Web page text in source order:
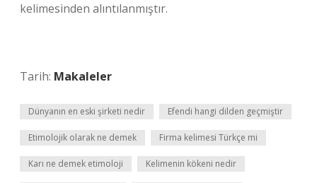
kelimesinden alıntılanmıştır.
Tarih: Makaleler
Dünyanın en eski şirketi nedir Efendi hangi dilden geçmiştir
Etimolojik olarak ne demek Firma kelimesi Türkçe mi
Karı ne demek etimoloji Kelimenin kökeni nedir